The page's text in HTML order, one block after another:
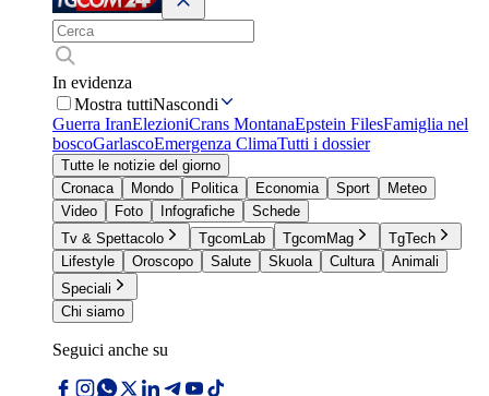
In evidenza
Mostra tuttiNascondi
Guerra IranElezioniCrans MontanaEpstein FilesFamiglia nel
boscoGarlascoEmergenza ClimaTutti i dossier
Tutte le notizie del giorno
Cronaca
Mondo Politica Economia Sport
Meteo
Video
Foto Infografiche
Schede
Tv & Spettacolo
TgcomLab TgcomMag
TgTech
Lifestyle
Oroscopo Salute Skuola Cultura
Animali
Speciali
Chi siamo
Seguici anche su